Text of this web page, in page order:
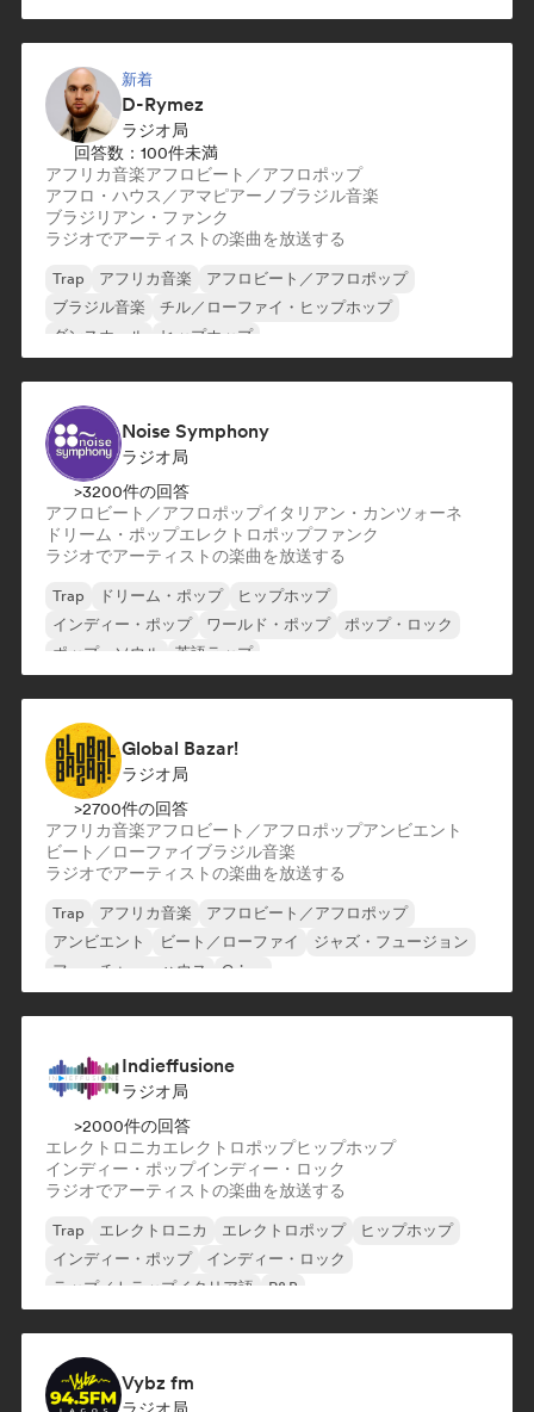
新着
D-Rymez
ラジオ局
回答数：100件未満
アフリカ音楽アフロビート／アフロポップ
アフロ・ハウス／アマピアーノ ブラジル音楽
ブラジリアン・ファンク
ラジオでアーティストの楽曲を放送する
Trap アフリカ音楽
アフロビート／アフロポップ
ブラジル音楽
チル／ローファイ・ヒップホップ
ダンスホール
ヒップホップ
Noise Symphony
ラジオ局
>3200件の回答
アフロビート／アフロポップイタリアン・カンツォーネ
ドリーム・ポップエレクトロポップファンク
ラジオでアーティストの楽曲を放送する
Trap ドリーム・ポップ
ヒップホップ
インディー・ポップ
ワールド・ポップ
ポップ・ロック
ポップ・ソウル
英語ラップ
Global Bazar!
ラジオ局
>2700件の回答
アフリカ音楽アフロビート／アフロポップアンビエント
ビート／ローファイブラジル音楽
ラジオでアーティストの楽曲を放送する
Trap アフリカ音楽
アフロビート／アフロポップ
アンビエント
ビート／ローファイ
ジャズ・フュージョン
フューチャー・ハウス
Grime
Indieffusione
ラジオ局
>2000件の回答
エレクトロニカエレクトロポップヒップホップ
インディー・ポップインディー・ロック
ラジオでアーティストの楽曲を放送する
Trap エレクトロニカ エレクトロポップ
ヒップホップ
インディー・ポップ
インディー・ロック
ラップ／トラップイタリア語
R&B
Vybz fm